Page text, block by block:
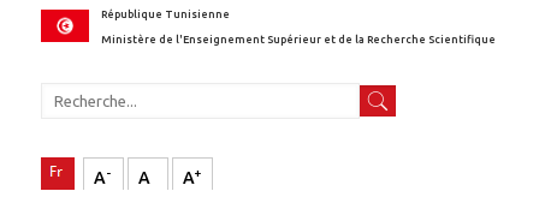
République Tunisienne
Ministère de l'Enseignement Supérieur et de la Recherche Scientifique
A- A A+